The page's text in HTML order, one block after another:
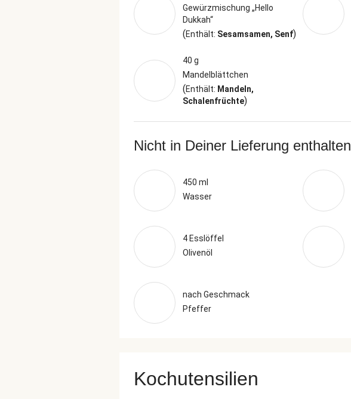
Gewürzmischung „Hello
Dukkah“
(Enthält: Sesamsamen, Senf)
40 g
Mandelblättchen
(Enthält: Mandeln,
Schalenfrüchte)
Nicht in Deiner Lieferung enthalten
450 ml
Wasser
4 Esslöffel
Olivenöl
nach Geschmack
Pfeffer
Kochutensilien